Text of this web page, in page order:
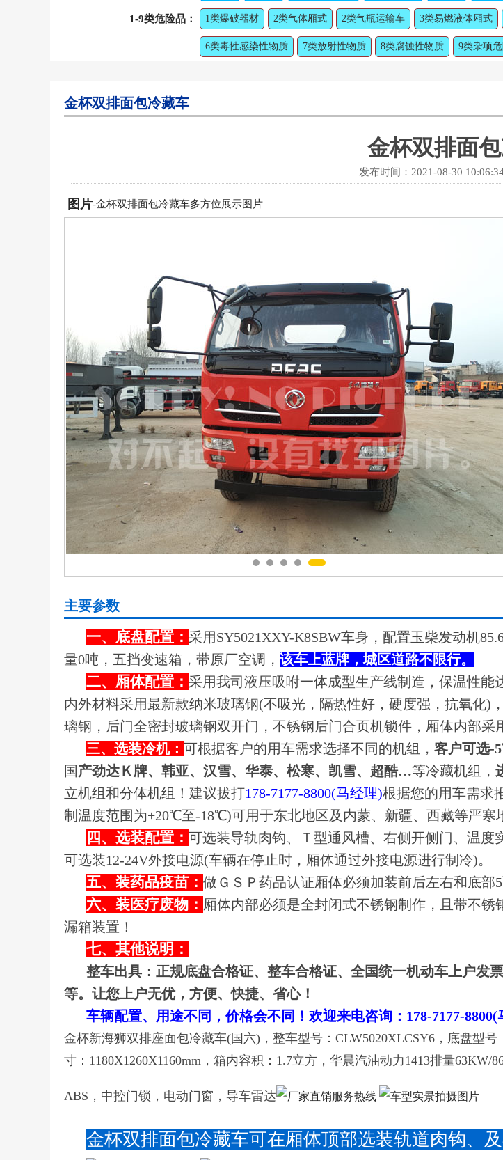
1-9类危险品： 1类爆破器材 2类气体厢式 2类气瓶运输车 3类易燃液体厢式
6类毒性感染性物质 7类放射性物质 8类腐蚀性物质 9类杂项
金杯双排面包冷藏车
金杯双排面
发布时间： 2021-08-30
图片-金杯双排面包冷藏车多方位展示图片
主要参数
一、底盘配置： 采用SY5021XXY-K8SBW车身，配置玉柴发动机
量0吨，五挡变速箱，带原厂空调， 该车上蓝牌，城区道路不限行。
二、厢体配置： 采用我司液压吸咐一体成型生产线制造，保温性能
内外材料采用最新款纳米玻璃钢(不吸光，隔热性好，硬度强，抗氧化)
璃钢，后门全密封玻璃钢双开门，不锈钢后门合页机锁件，厢体内部采
三、选装冷机： 可根据客户的用车需求选择不同的机组， 客户可选-
国产劲达Ｋ牌、韩亚、汉雪、华泰、松寒、凯雪、超酷…等冷藏机组，
立机组和分体机组！建议拔打178-7177-8800(马经理)根据您的用车需求
制温度范围为+20℃至-18℃)可用于东北地区及内蒙、新疆、西藏等严寒
四、选装配置： 可选装导轨肉钩、Ｔ型通风槽、右侧开侧门、温度
可选装12-24V外接电源(车辆在停止时，厢体通过外接电源进行制冷)。
五、装药品疫苗： 做ＧＳＰ药品认证厢体必须加装前后左右和底部
六、装医疗废物： 厢体内部必须是全封闭式不锈钢制作，且带不
漏箱装置！
七、其他说明：
整车出具：正规底盘合格证、整车合格证、全国统一机动车上户发
等。让您上户无优，方便、快捷、省心！
车辆配置、用途不同，价格会不同！欢迎来电咨询：178-7177-8800(
金杯新海狮双排座面包冷藏车(国六)，整车型号：CLW5020XLCSY6，底盘型号
寸：1180X1260X1160mm，箱内容积：1.7立方，华晨汽油动力1413排量
ABS，中控门锁，电动门窗，导车雷达
金杯双排面包冷藏车可在厢体顶部选装轨道肉钩、